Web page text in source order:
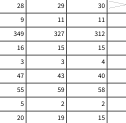
28 29
30
9 11
11
349 327
312
16 15
15
3 3
4
47 43
40
55 59
58
5 2
2
20 19
15